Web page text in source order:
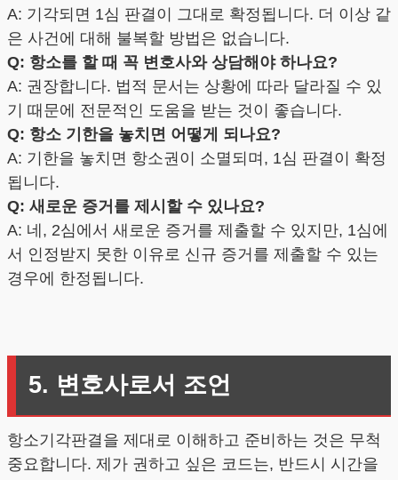
A: 기각되면 1심 판결이 그대로 확정됩니다. 더 이상 같
은 사건에 대해 불복할 방법은 없습니다.
Q: 항소를 할 때 꼭 변호사와 상담해야 하나요?
A: 권장합니다. 법적 문서는 상황에 따라 달라질 수 있
기 때문에 전문적인 도움을 받는 것이 좋습니다.
Q: 항소 기한을 놓치면 어떻게 되나요?
A: 기한을 놓치면 항소권이 소멸되며, 1심 판결이 확정
됩니다.
Q: 새로운 증거를 제시할 수 있나요?
A: 네, 2심에서 새로운 증거를 제출할 수 있지만, 1심에
서 인정받지 못한 이유로 신규 증거를 제출할 수 있는
경우에 한정됩니다.
5. 변호사로서 조언
항소기각판결을 제대로 이해하고 준비하는 것은 무척
중요합니다. 제가 권하고 싶은 코드는, 반드시 시간을